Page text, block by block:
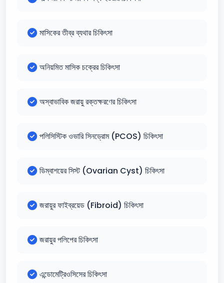
মাসিকের তীব্র ব্যথার চিকিৎসা
অনিয়মিত মাসিক চক্রের চিকিৎসা
অস্বাভাবিক জরায়ু রক্তক্ষরণের চিকিৎসা
পলিসিস্টিক ওভারি সিনড্রোম (PCOS) চিকিৎসা
ডিম্বাশয়ের সিস্ট (Ovarian Cyst) চিকিৎসা
জরায়ুর ফাইব্রয়েড (Fibroid) চিকিৎসা
জরায়ুর পলিপের চিকিৎসা
এন্ডোমেট্রিওসিসের চিকিৎসা